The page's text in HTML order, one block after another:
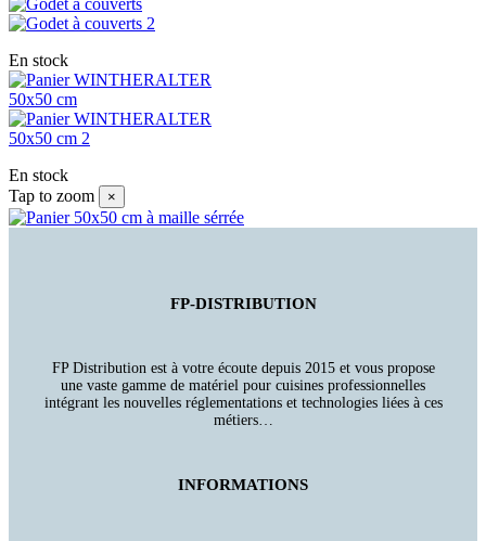
En stock
En stock
Tap to zoom
×
FP-DISTRIBUTION
FP Distribution est à votre écoute depuis 2015 et vous propose
une vaste gamme de matériel pour cuisines professionnelles
intégrant les nouvelles réglementations et technologies liées à ces
métiers…
INFORMATIONS